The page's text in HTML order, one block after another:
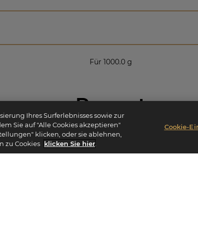
Für 1000.0g
Rezept
wenig kalte Milch mit Kartoffelstärke vermischen,
Den Rest der Milch auf 85–90 °C erhitzen.
Ihres Surferlebnisses sowie zur
Sie auf "Alle Cookies akzeptieren"
klicken, oder sie ablehnen,
zu Cookies klicken Sie hier
Cookie-